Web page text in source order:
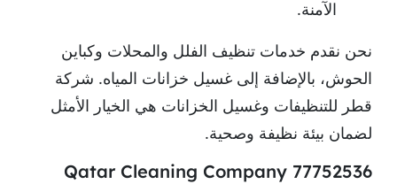
الآمنة.
نحن نقدم خدمات تنظيف الفلل والمحلات وكباين
الحوش، بالإضافة إلى غسيل خزانات المياه. شركة
قطر للتنظيفات وغسيل الخزانات هي الخيار الأمثل
لضمان بيئة نظيفة وصحية.
Qatar Cleaning Company 77752536